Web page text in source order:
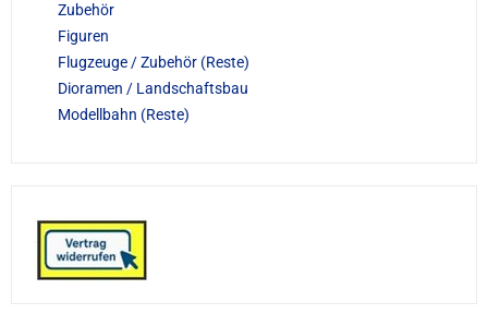
Zubehör
Figuren
Flugzeuge / Zubehör (Reste)
Dioramen / Landschaftsbau
Modellbahn (Reste)